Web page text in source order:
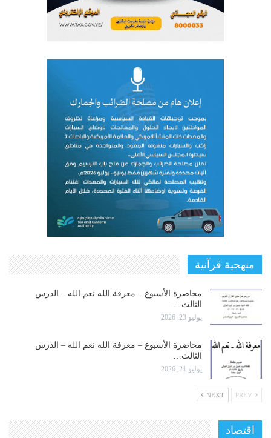
منهجية قرآنية
محاضرة الأسبوع – معرفة الله نعم الله – الدرس
الثالث…
يوليو 23, 2026
محاضرة الأسبوع – معرفة الله نعم الله – الدرس
الثالث…
يوليو 21, 2026
NEXT
اقتصاد